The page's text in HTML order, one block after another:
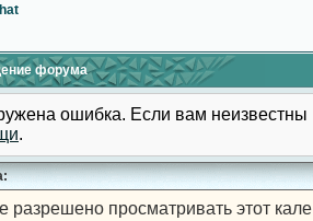
форума
ошибка. Если вам
.
разрешено просматривать этот